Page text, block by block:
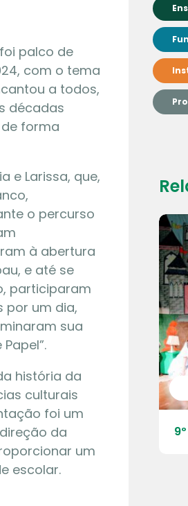
palco de
com o tema
a todos,
décadas
forma
e Larissa, que,
o percurso
à abertura
e até se
participaram
por um dia,
sua
história da
culturais
foi um
da
um
escolar.
– No mundo dos